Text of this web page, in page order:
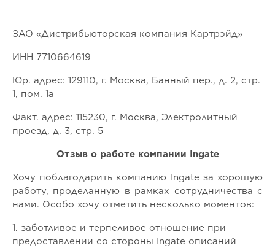
ЗАО «Дистрибьюторская компания Картрэйд»
ИНН 7710664619
Юр. адрес: 129110, г. Москва, Банный пер., д. 2, стр.
1, пом. 1а
Факт. адрес: 115230, г. Москва, Электролитный
проезд, д. 3, стр. 5
Отзыв о работе компании Ingate
Хочу поблагодарить компанию Ingate за хорошую
работу, проделанную в рамках сотрудничества с
нами. Особо хочу отметить несколько моментов:
1. заботливое и терпеливое отношение при
предоставлении со стороны Ingate описаний